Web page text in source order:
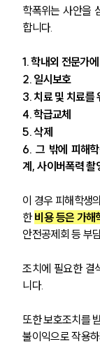
학폭위는 사안을
합니다.
1. 학내외 전문가
2. 일시보호
3. 치료 및 치료를
4. 학급교체
5. 삭제
6. 그 밖에 피해
계, 사이버폭력 촬
이 경우 피해학생
한 비용 등은 가해
안전공제회 등 부
조치에 필요한 결
니다.
또한 보호조치를
불이익으로 작용